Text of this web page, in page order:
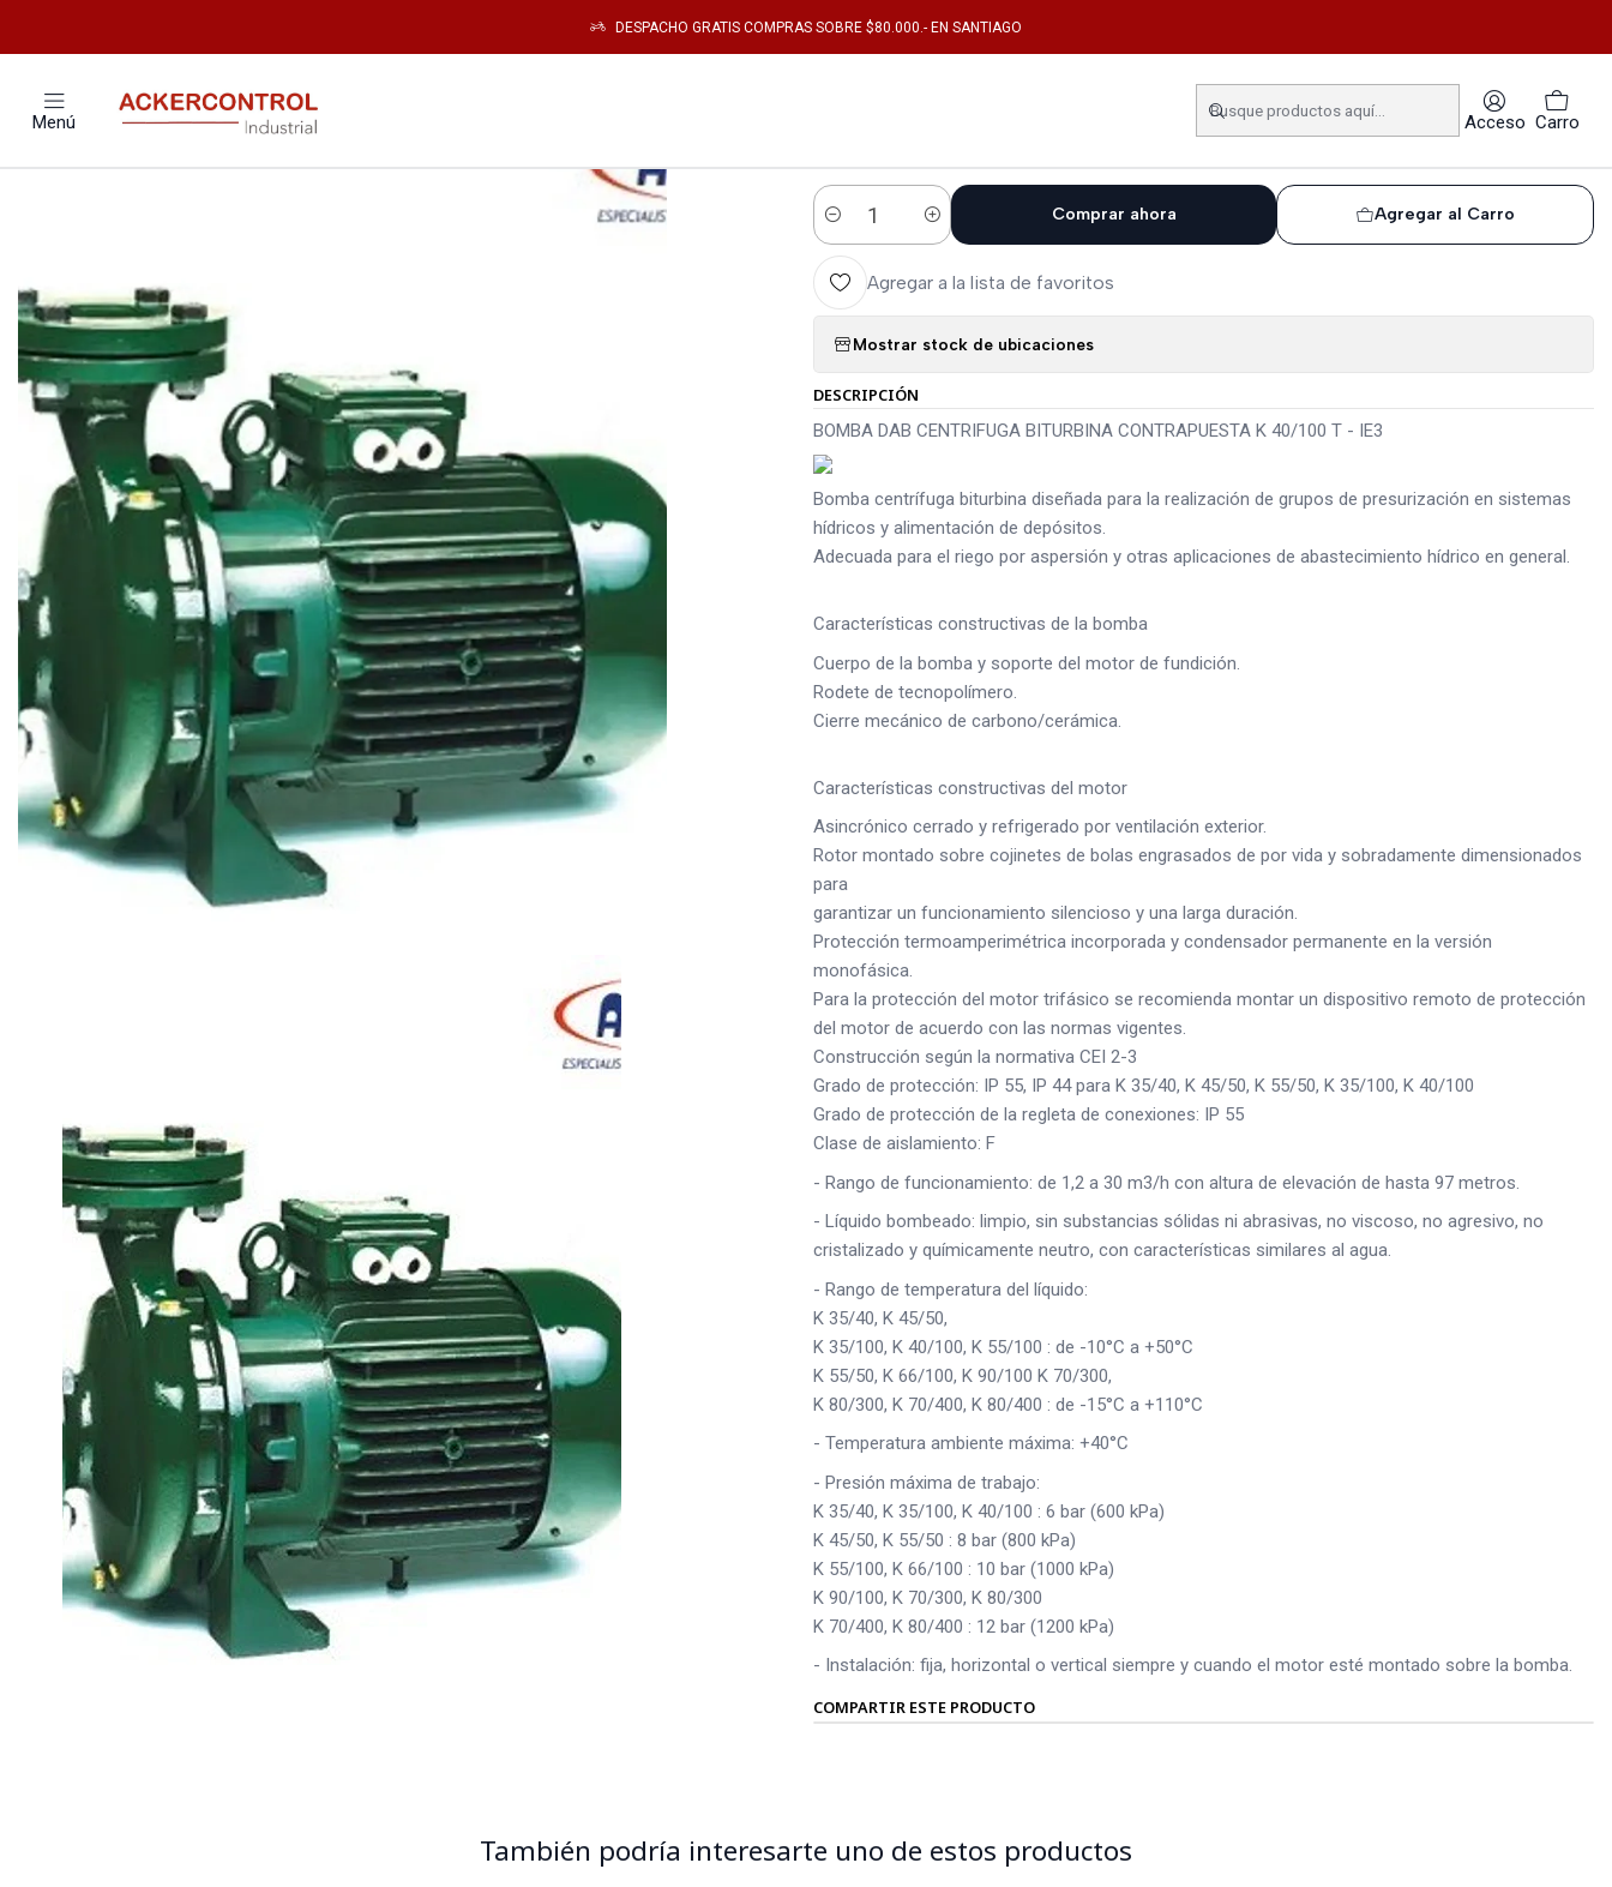
Menú Acceso Carro
DESPACHO GRATIS COMPRAS SOBRE $80.000.- EN SANTIAGO
Equipos de Bombeo BOMBA DAB CENTRIFUGA BITURBINA CONTRAPUESTA K 40/100 T - IE3
BOMBA DAB CENTRIFUGA BITURBINA
CONTRAPUESTA K 40/100 T - IE3
Cantidad
Agregar al Carro
Comprar ahora
Agregar a la lista de favoritos
Mostrar stock de ubicaciones
DESCRIPCIÓN
BOMBA DAB CENTRIFUGA BITURBINA CONTRAPUESTA K 40/100 T - IE3
Bomba centrífuga biturbina diseñada para la realización de grupos de presurización en sistemas
hídricos y alimentación de depósitos.
Adecuada para el riego por aspersión y otras aplicaciones de abastecimiento hídrico en general.
Características constructivas de la bomba
Cuerpo de la bomba y soporte del motor de fundición.
Rodete de tecnopolímero.
Cierre mecánico de carbono/cerámica.
Características constructivas del motor
Asincrónico cerrado y refrigerado por ventilación exterior.
Rotor montado sobre cojinetes de bolas engrasados de por vida y sobradamente dimensionados
para
garantizar un funcionamiento silencioso y una larga duración.
Protección termoamperimétrica incorporada y condensador permanente en la versión
monofásica.
Para la protección del motor trifásico se recomienda montar un dispositivo remoto de protección
del motor de acuerdo con las normas vigentes.
Construcción según la normativa CEI 2-3
Grado de protección: IP 55, IP 44 para K 35/40, K 45/50, K 55/50, K 35/100, K 40/100
Grado de protección de la regleta de conexiones: IP 55
Clase de aislamiento: F
- Rango de funcionamiento: de 1,2 a 30 m3/h con altura de elevación de hasta 97 metros.
- Líquido bombeado: limpio, sin substancias sólidas ni abrasivas, no viscoso, no agresivo, no
cristalizado y químicamente neutro, con características similares al agua.
- Rango de temperatura del líquido:
K 35/40, K 45/50,
K 35/100, K 40/100, K 55/100 : de -10°C a +50°C
K 55/50, K 66/100, K 90/100 K 70/300,
K 80/300, K 70/400, K 80/400 : de -15°C a +110°C
- Temperatura ambiente máxima: +40°C
- Presión máxima de trabajo:
K 35/40, K 35/100, K 40/100 : 6 bar (600 kPa)
K 45/50, K 55/50 : 8 bar (800 kPa)
K 55/100, K 66/100 : 10 bar (1000 kPa)
K 90/100, K 70/300, K 80/300
K 70/400, K 80/400 : 12 bar (1200 kPa)
- Instalación: fija, horizontal o vertical siempre y cuando el motor esté montado sobre la bomba.
COMPARTIR ESTE PRODUCTO
También podría interesarte uno de estos productos